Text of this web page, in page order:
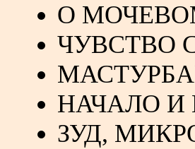
О
ЧУВСТВО
НАЧАЛО И
ЗУД,